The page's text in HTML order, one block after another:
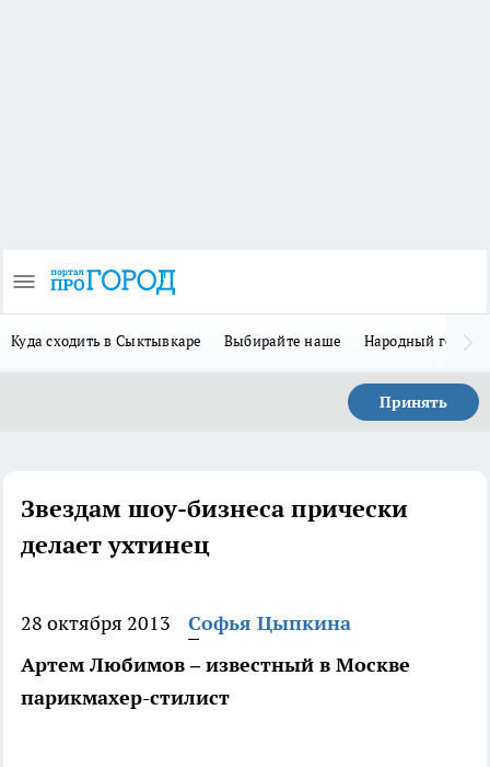
Куда сходить в Сыктывкаре Выбирайте наше Народный герой
Принять
Звездам шоу-бизнеса прически
делает ухтинец
28 октября 2013
Софья Цыпкина
Артем Любимов – известный в Москве
парикмахер-стилист